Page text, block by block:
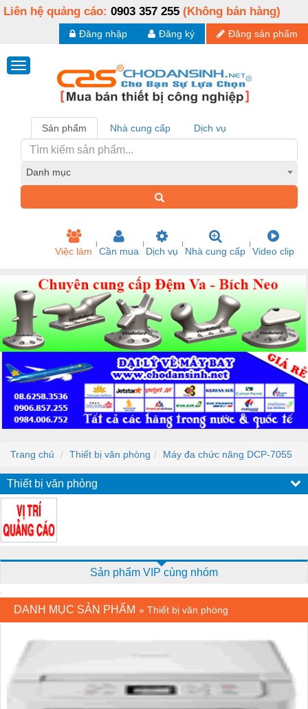
Liên hệ quảng cáo: 0903 357 255 (Không bán hàng)
Đăng sản phẩm
Đăng ký
Đăng nhập
Sản phẩm Nhà cung cấp Dịch vụ
Danh mục
Việc làm Cần mua Dịch vụ Nhà cung cấp Video clip
Trang chủ Thiết bị văn phòng Máy đa chức năng DCP-7055
Thiết bị văn phòng
Sản phẩm VIP cùng nhóm
DANH MỤC SẢN PHẨM » Thiết bị văn phòng